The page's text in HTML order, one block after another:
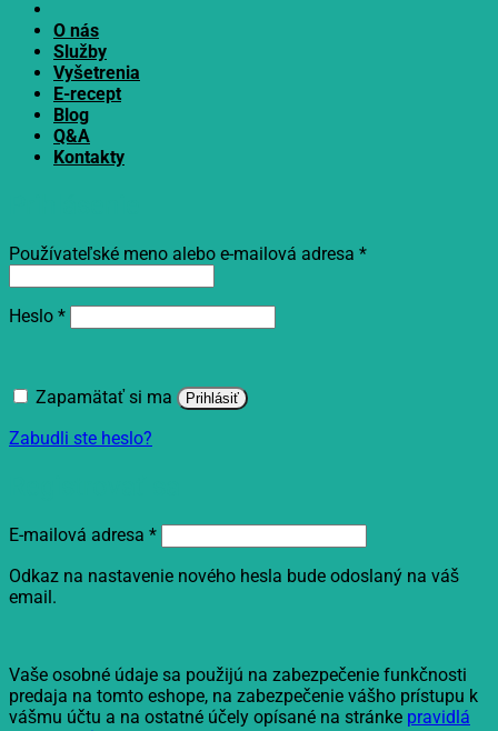
O nás
Služby
Vyšetrenia
E-recept
Blog
Q&A
Kontakty
Používateľské meno alebo e-mailová adresa *Povinné
Heslo *Povinné
Zapamätať si ma Prihlásiť
Zabudli ste heslo?
E-mailová adresa *Povinné
Odkaz na nastavenie nového hesla bude odoslaný na váš
email.
Vaše osobné údaje sa použijú na zabezpečenie funkčnosti
predaja na tomto eshope, na zabezpečenie vášho prístupu k
vášmu účtu a na ostatné účely opísané na stránke pravidlá